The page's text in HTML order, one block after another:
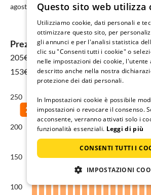
agosto - solo 40% disponibili
Prezzi delle case vacanza a
205€
per 15 ago - 22 ago
153€ Media annuale
250
200
150
100
Questo sito web utilizza
Utilizziamo cookie, dati personali e
ottimizzare questo sito, per
gli annunci e per l'analisi statistica
clic su "Consenti tutti i cookie" o
nelle impostazioni dei cookie, l'utente
descritto anche nella nostra
protezione dei dati personali.
In Impostazioni cookie è possibile
impostazioni o revocare il consenso.
acconsente, verranno attivati solo i
funzionalità essenziali. Leggi di più
CONSENTI TUTTI I
IMPOSTAZIONI